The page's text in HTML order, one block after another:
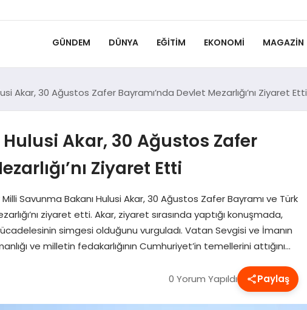
GÜNDEM DÜNYA EĞITIM EKONOMI MAGAZIN
Akar, 30 Ağustos Zafer Bayramı’nda Devlet Mezarlığı’nı Ziyaret Etti
Akar, 30 Ağustos Zafer
Ziyaret Etti
Savunma Bakanı Hulusi Akar, 30 Ağustos Zafer Bayramı ve Türk
ziyaret etti. Akar, ziyaret sırasında yaptığı konuşmada,
simgesi olduğunu vurguladı. Vatan Sevgisi ve İmanın
ve milletin fedakarlığının Cumhuriyet’in temellerini attığını…
0 Yorum Yapıldı Paylaş